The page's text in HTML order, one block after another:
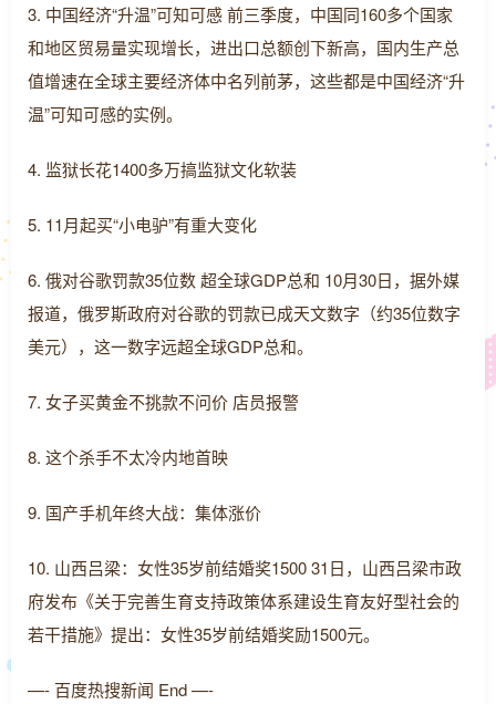
3. 中国经济“升温”可知可感 前三季度，中国同160多个国家
和地区贸易量实现增长，进出口总额创下新高，国内生产总
值增速在全球主要经济体中名列前茅，这些都是中国经济“升
温”可知可感的实例。
4. 监狱长花1400多万搞监狱文化软装
5. 11月起买“小电驴”有重大变化
6. 俄对谷歌罚款35位数 超全球GDP总和 10月30日，据外媒
报道，俄罗斯政府对谷歌的罚款已成天文数字（约35位数字
美元），这一数字远超全球GDP总和。
7. 女子买黄金不挑款不问价 店员报警
8. 这个杀手不太冷内地首映
9. 国产手机年终大战：集体涨价
10. 山西吕梁：女性35岁前结婚奖1500 31日，山西吕梁市政
府发布《关于完善生育支持政策体系建设生育友好型社会的
若干措施》提出：女性35岁前结婚奖励1500元。
—- 百度热搜新闻 End —-